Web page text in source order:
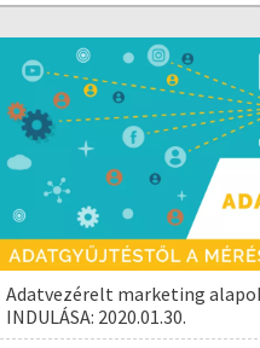
Adatvezérelt marketing
INDULÁSA: 2020.01.30.